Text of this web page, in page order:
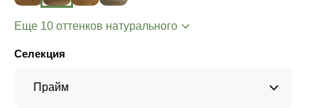
Еще 10 оттенков натурального
Селекция
Прайм